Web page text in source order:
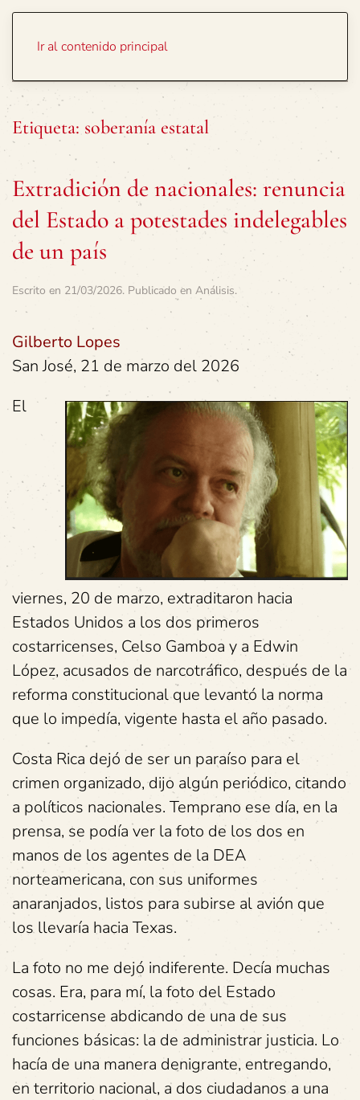
Ir al contenido principal
Etiqueta: soberanía estatal
Extradición de nacionales: renuncia
del Estado a potestades indelegables
de un país
Escrito en 21/03/2026. Publicado en Análisis.
Gilberto Lopes
San José, 21 de marzo del 2026
El
viernes, 20 de marzo, extraditaron hacia
Estados Unidos a los dos primeros
costarricenses, Celso Gamboa y a Edwin
López, acusados de narcotráfico, después de la
reforma constitucional que levantó la norma
que lo impedía, vigente hasta el año pasado.
Costa Rica dejó de ser un paraíso para el
crimen organizado, dijo algún periódico, citando
a políticos nacionales. Temprano ese día, en la
prensa, se podía ver la foto de los dos en
manos de los agentes de la DEA
norteamericana, con sus uniformes
anaranjados, listos para subirse al avión que
los llevaría hacia Texas.
La foto no me dejó indiferente. Decía muchas
cosas. Era, para mí, la foto del Estado
costarricense abdicando de una de sus
funciones básicas: la de administrar justicia. Lo
hacía de una manera denigrante, entregando,
en territorio nacional, a dos ciudadanos a una